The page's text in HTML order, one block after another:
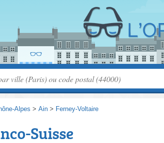
Alpes > Ain > Ferney-Voltaire
Suisse